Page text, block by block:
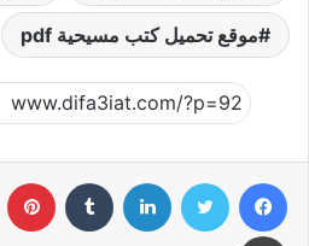
موقع تحميل كتب مسيحية pdf
فيسبوك تويتر لينكدإن
طباعة